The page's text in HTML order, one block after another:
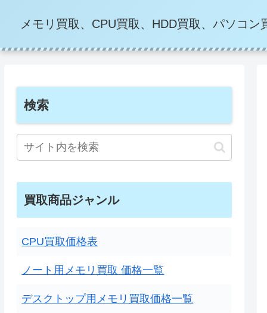
メモリ買取、CPU買取、HDD買取、パソコン
検索
買取商品ジャンル
CPU買取価格表
ノート用メモリ買取 価格一覧
デスクトップ用メモリ買取価格一覧